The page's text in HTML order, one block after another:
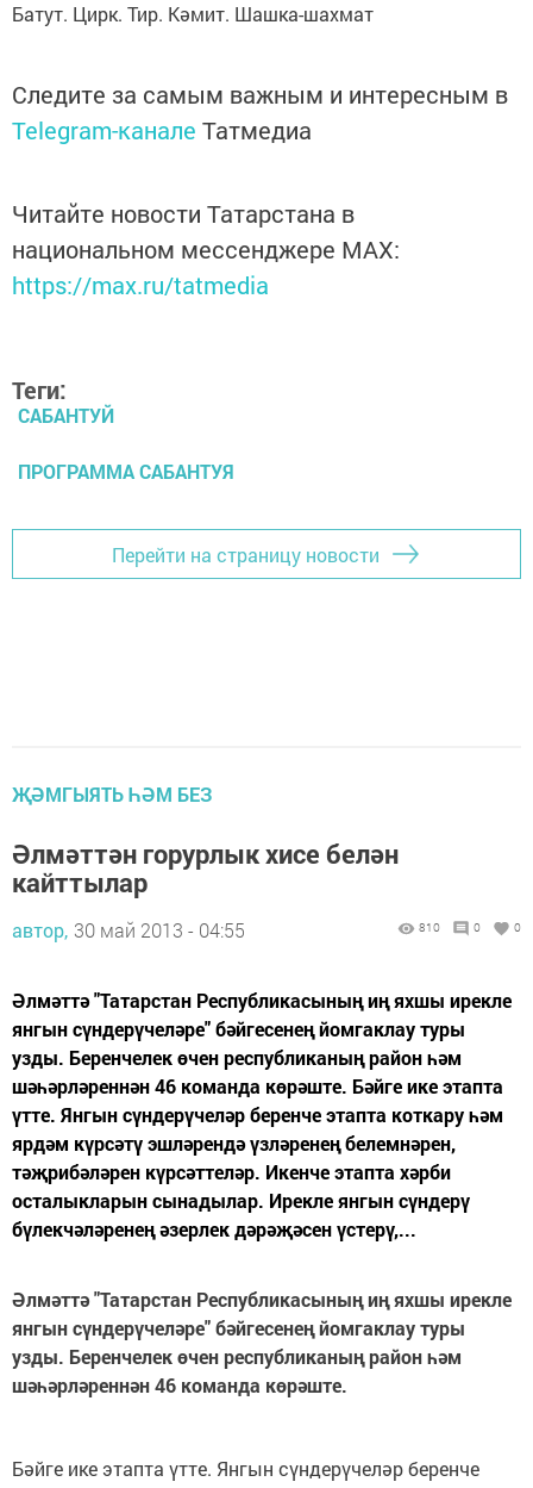
Батут. Цирк. Тир. Кәмит. Шашка-шахмат
Следите за самым важным и интересным в
Telegram-канале Татмедиа
Читайте новости Татарстана в
национальном мессенджере MАХ:
https://max.ru/tatmedia
Теги:
САБАНТУЙ
ПРОГРАММА САБАНТУЯ
Перейти на страницу новости
ҖӘМГЫЯТЬ ҺӘМ БЕЗ
Әлмәттән горурлык хисе белән
кайттылар
автор, 30 май 2013 - 04:55 810 0 0
Әлмәттә "Татарстан Республикасының иң яхшы ирекле
янгын сүндерүчеләре" бәйгесенең йомгаклау туры
узды. Беренчелек өчен республиканың район һәм
шәһәрләреннән 46 команда көрәште. Бәйге ике этапта
үтте. Янгын сүндерүчеләр беренче этапта коткару һәм
ярдәм күрсәтү эшләрендә үзләренең белемнәрен,
тәҗрибәләрен күрсәттеләр. Икенче этапта хәрби
осталыкларын сынадылар. Ирекле янгын сүндерү
бүлекчәләренең әзерлек дәрәҗәсен үстерү,...
Әлмәттә "Татарстан Республикасының иң яхшы ирекле
янгын сүндерүчеләре" бәйгесенең йомгаклау туры
узды. Беренчелек өчен республиканың район һәм
шәһәрләреннән 46 команда көрәште.
Бәйге ике этапта үтте. Янгын сүндерүчеләр беренче